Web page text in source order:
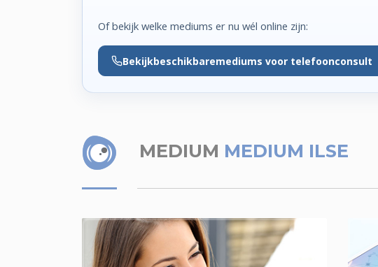
Of bekijk welke mediums er nu wél online zijn:
Bekijkbeschikbaremediums voor telefoonconsult
MEDIUM MEDIUM ILSE